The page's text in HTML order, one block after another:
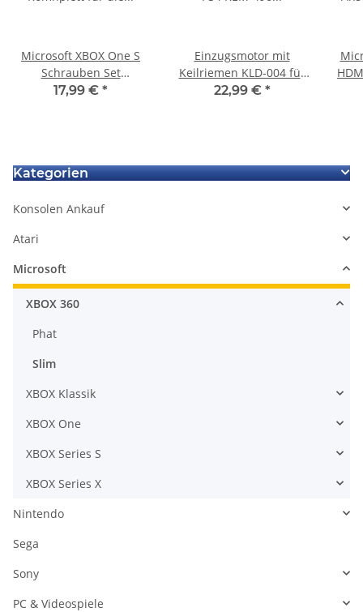
Microsoft XBOX One S
Schrauben Set
Komnplett für die
17,99 € *
Einzugsmotor mit
Keilriemen KLD-004 für
PS4 KEM-496 Slim
22,99 € *
Kategorien
Konsolen Ankauf
Atari
Microsoft
XBOX 360
Phat
Slim
XBOX Klassik
XBOX One
XBOX Series S
XBOX Series X
Nintendo
Sega
Sony
PC & Videospiele